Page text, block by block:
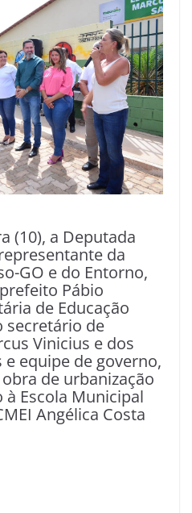
(10), a Deputada
da
GO e do Entorno,
Pábio
de Educação
secretário de
Vinicius e dos
equipe de governo,
de urbanização
à Escola Municipal
Angélica Costa